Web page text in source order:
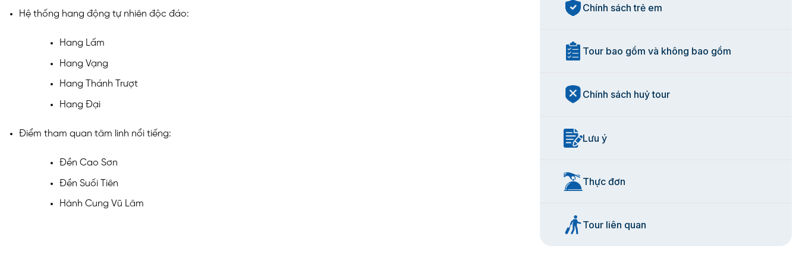
Hệ thống hang động tự nhiên độc đáo:
Hang Lấm
Hang Vạng
Hang Thánh Trượt
Hang Đại
Điểm tham quan tâm linh nổi tiếng:
Đền Cao Sơn
Đền Suối Tiên
Hành Cung Vũ Lâm
cố đôChính sách trẻ em
Tour bao gồm và không bao gồm
Chính sách huỷ tour
Lưu ý
Thực đơn
Tour liên quan